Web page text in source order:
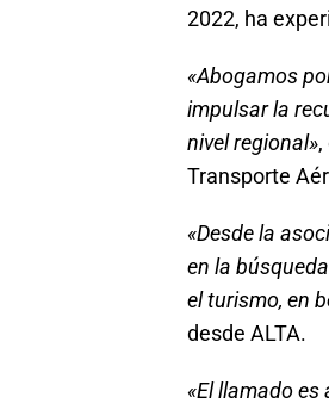
2022, ha
«Abogamos
impulsar la
nivel regional»
Transporte
«Desde la
en la
el turismo, en
desde ALTA.
«El llamado